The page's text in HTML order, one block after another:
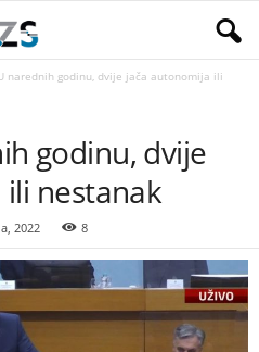
narednih godinu, dvije jača autonomija ili
godinu, dvije
nestanak
2022 8